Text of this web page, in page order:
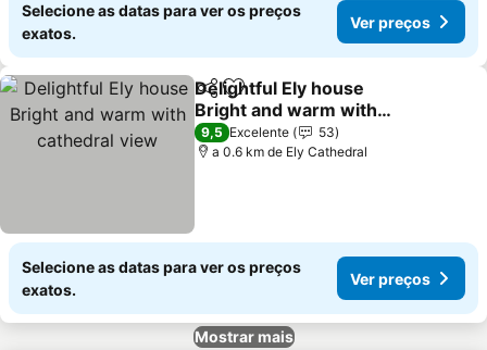
Selecione as datas para ver os preços
exatos.
Ver preços
PartilharAdicionar aos favoritos
Delightful Ely house
Bright and warm with
cathedral view
Ver preços
9,5 Excelente
53
a 0.6 km de Ely Cathedral
Selecione as datas para ver os preços
exatos.
Ver preços
Mostrar mais